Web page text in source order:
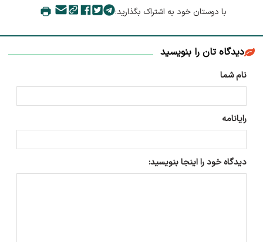
با دوستان خود به اشتراک بگذارید:
دیدگاه تان را بنویسید
نام شما
رایانامه
دیدگاه خود را اینجا بنویسید: